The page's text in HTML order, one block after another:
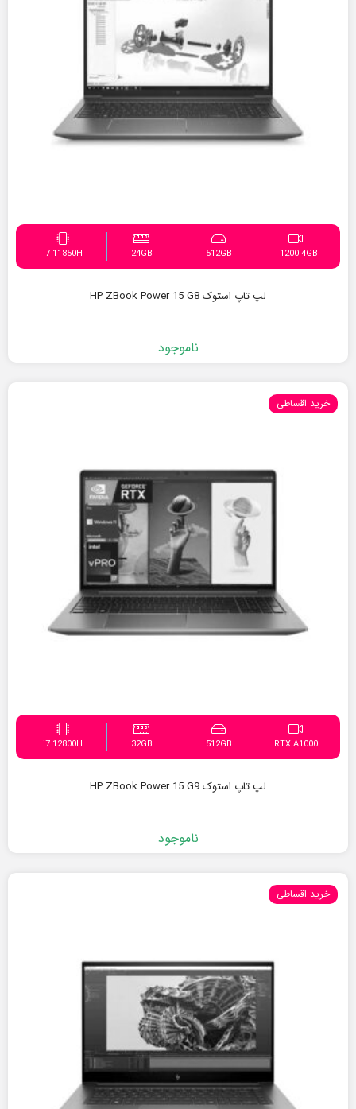
T1200 4GB
512GB
24GB
i7 11850H
لپ تاپ استوک HP ZBook Power 15 G8
ناموجود
خرید اقساطی
RTX A1000
512GB
32GB
i7 12800H
لپ تاپ استوک HP ZBook Power 15 G9
ناموجود
خرید اقساطی